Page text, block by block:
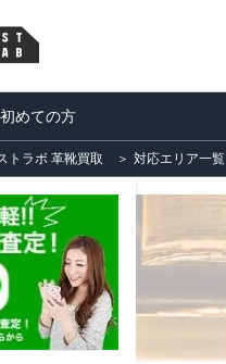
初めての方
トラボ 革靴買取 ＞ 対応エリア一覧